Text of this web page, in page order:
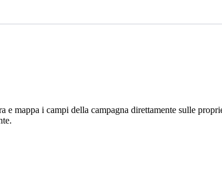
e mappa i campi della campagna direttamente sulle